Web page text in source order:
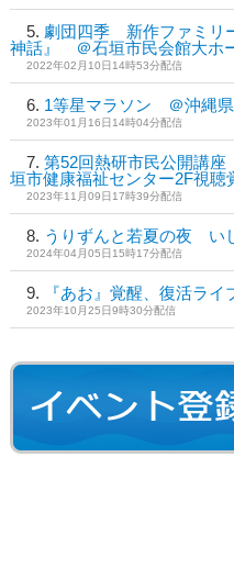
劇団四季 新作ファミリ
神話』 ＠石垣市民会館大ホ
2022年02月10日14時53分配信
1等星マラソン ＠沖縄
2023年01月16日14時04分配信
第52回熱研市民公開講
垣市健康福祉センター2F視聴
2023年11月09日17時39分配信
うりずんと若夏の夜 い
2024年04月05日15時17分配信
『あお』覚醒、復活ライ
2023年10月25日9時30分配信